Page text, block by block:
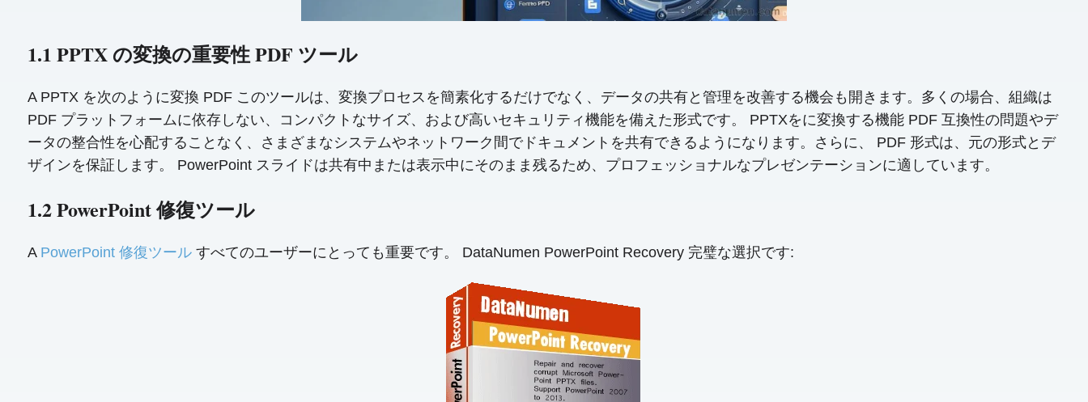
1.1 PPTX の変換の重要性 PDF ツール
A PPTX を次のように変換 PDF このツールは、変換プロセスを簡素化するだけでなく、データの共有と管理を改善する機会も開きます。多くの場合、組織は
PDF プラットフォームに依存しない、コンパクトなサイズ、および高いセキュリティ機能を備えた形式です。 PPTXをに変換する機能 PDF 互換性の問題やデ
ータの整合性を心配することなく、さまざまなシステムやネットワーク間でドキュメントを共有できるようになります。さらに、 PDF 形式は、元の形式とデ
ザインを保証します。 PowerPoint スライドは共有中または表示中にそのまま残るため、プロフェッショナルなプレゼンテーションに適しています。
1.2 PowerPoint 修復ツール
A PowerPoint 修復ツールすべてのユーザーにとっても重要です。 DataNumen PowerPoint Recovery 完璧な選択です: